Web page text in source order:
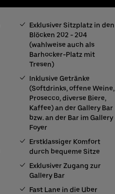
Exklusiver Sitzplatz in den
Blöcken 202 - 204
(wahlweise auch als
Barhocker-Platz mit
Tresen)
Inklusive Getränke
(Softdrinks, offene Weine,
Prosecco, diverse Biere,
Kaffee) an der Gallery Bar
bzw. an der Bar im Gallery
Foyer
Erstklassiger Komfort
durch bequeme Sitze
Exklusiver Zugang zur
Gallery Bar
Fast Lane in die Uber